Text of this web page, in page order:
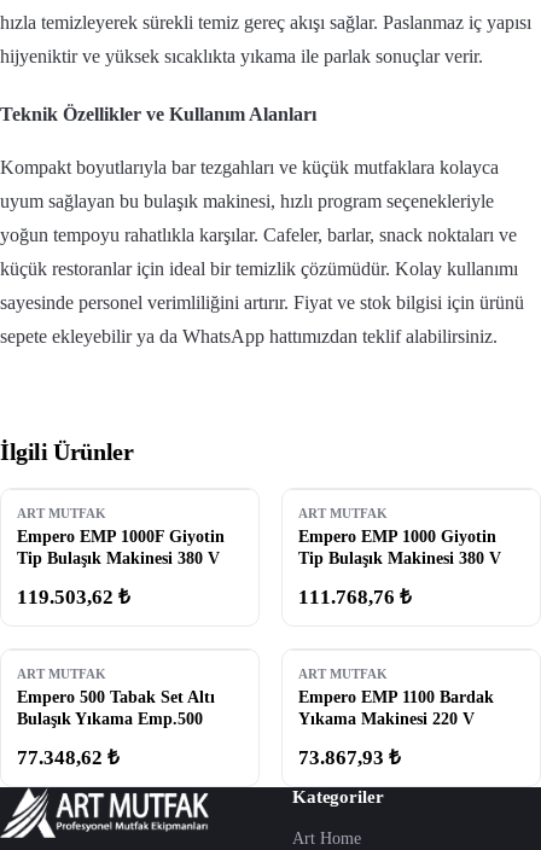
hızla temizleyerek sürekli temiz gereç akışı sağlar. Paslanmaz iç yapısı
hijyeniktir ve yüksek sıcaklıkta yıkama ile parlak sonuçlar verir.
Teknik Özellikler ve Kullanım Alanları
Kompakt boyutlarıyla bar tezgahları ve küçük mutfaklara kolayca
uyum sağlayan bu bulaşık makinesi, hızlı program seçenekleriyle
yoğun tempoyu rahatlıkla karşılar. Cafeler, barlar, snack noktaları ve
küçük restoranlar için ideal bir temizlik çözümüdür. Kolay kullanımı
sayesinde personel verimliliğini artırır. Fiyat ve stok bilgisi için ürünü
sepete ekleyebilir ya da WhatsApp hattımızdan teklif alabilirsiniz.
İlgili Ürünler
ART MUTFAK
Empero EMP 1000F Giyotin
Tip Bulaşık Makinesi 380 V
119.503,62 ₺
ART MUTFAK
Empero EMP 1000 Giyotin
Tip Bulaşık Makinesi 380 V
111.768,76 ₺
ART MUTFAK
Empero 500 Tabak Set Altı
Bulaşık Yıkama Emp.500
77.348,62 ₺
ART MUTFAK
Empero EMP 1100 Bardak
Yıkama Makinesi 220 V
73.867,93 ₺
Kategoriler
Art Home